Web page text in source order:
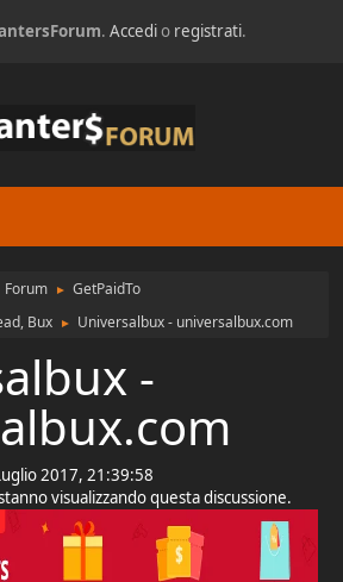
. Accedio registrati.
Forum ► GetPaidTo
Bux ► Universalbux - universalbux.com
-
2017, 21:39:58
visualizzando questa discussione.